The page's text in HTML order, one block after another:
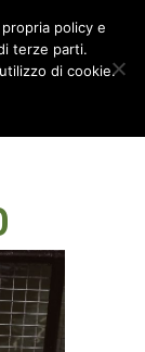
policy e
terze parti.
di cookie.